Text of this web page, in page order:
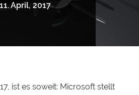
11. April, 2017
ist es soweit: Microsoft stellt